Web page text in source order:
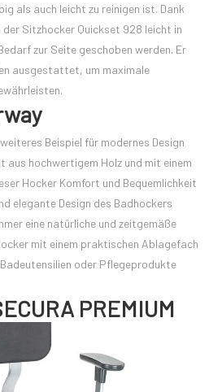
als auch leicht zu reinigen ist. Dank
Sitzhocker Quickset 928 leicht in
zur Seite geschoben werden. Er
ausgestattet, um maximale
Beispiel für modernes Design
hochwertigem Holz und mit einem
Hocker Komfort und Bequemlichkeit
elegante Design des Badhockers
eine natürliche und zeitgemäße
mit einem praktischen Ablagefach
oder Pflegeprodukte
PREMIUM